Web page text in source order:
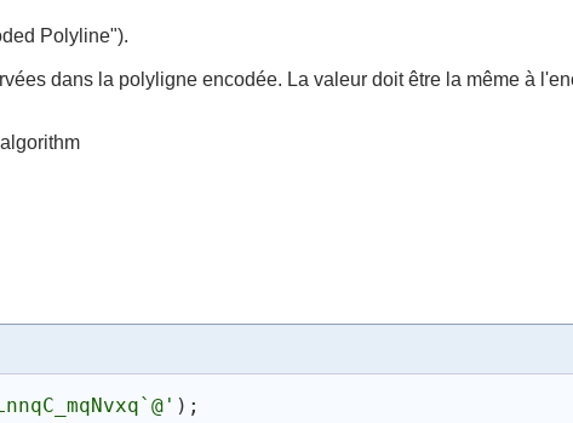
Polyline").
dans la polyligne encodée. La valeur doit être la même à
) ;